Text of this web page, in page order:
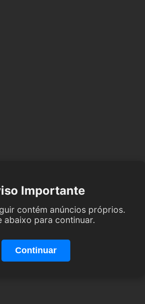
Importante
contém anúncios próprios.
abaixo para continuar.
Continuar